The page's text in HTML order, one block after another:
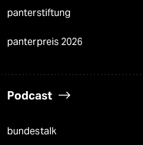
panterstiftung
panterpreis 2026
Podcast
bundestalk